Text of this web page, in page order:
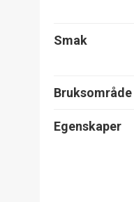
Smak
Bruksområde
Egenskaper